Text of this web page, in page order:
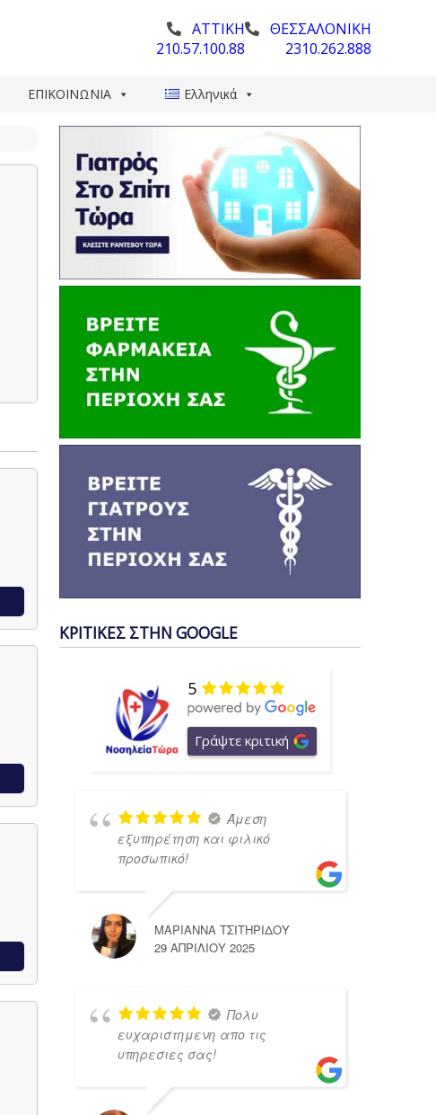
ΑΤΤΙΚΗ
210.57.100.88
ΘΕΣΣΑΛΟΝΙΚΗ
2310.262.888
ΕΠΙΚΟΙΝΩΝΙΑ Ελληνικά
ΚΡΙΤΙΚΕΣ ΣΤΗΝ GOOGLE
5
Γράψτε κριτική
Άμεση
εξυπηρέτηση και φιλικό
προσωπικό!
ΜΑΡΙΑΝΝΑ ΤΣΙΤΗΡΙΔΟΥ
29 ΑΠΡΙΛΊΟΥ 2025
Πολυ
ευχαριστημενη απο τις
υπηρεσιες σας!